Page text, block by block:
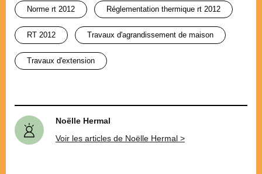
norme rt 2012 réglementation thermique rt 2012
RT 2012 travaux d'agrandissement de maison
travaux d'extension
Noëlle Hermal
Voir les articles de Noëlle Hermal >